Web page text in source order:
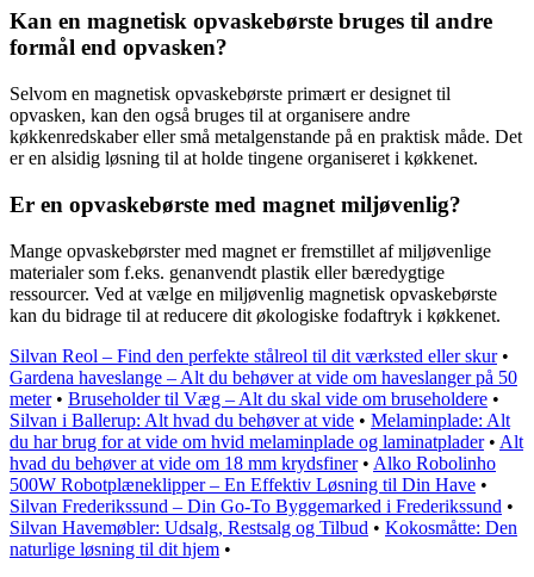
Kan en magnetisk opvaskebørste bruges til andre
formål end opvasken?
Selvom en magnetisk opvaskebørste primært er designet til
opvasken, kan den også bruges til at organisere andre
køkkenredskaber eller små metalgenstande på en praktisk måde. Det
er en alsidig løsning til at holde tingene organiseret i køkkenet.
Er en opvaskebørste med magnet miljøvenlig?
Mange opvaskebørster med magnet er fremstillet af miljøvenlige
materialer som f.eks. genanvendt plastik eller bæredygtige
ressourcer. Ved at vælge en miljøvenlig magnetisk opvaskebørste
kan du bidrage til at reducere dit økologiske fodaftryk i køkkenet.
Silvan Reol – Find den perfekte stålreol til dit værksted eller skur•
Gardena haveslange – Alt du behøver at vide om haveslanger på 50
meter• Bruseholder til Væg – Alt du skal vide om bruseholdere •
Silvan i Ballerup: Alt hvad du behøver at vide • Melaminplade: Alt
du har brug for at vide om hvid melaminplade og laminatplader• Alt
hvad du behøver at vide om 18 mm krydsfiner• Alko Robolinho
500W Robotplæneklipper – En Effektiv Løsning til Din Have •
Silvan Frederikssund – Din Go-To Byggemarked i Frederikssund •
Silvan Havemøbler: Udsalg, Restsalg og Tilbud • Kokosmåtte: Den
naturlige løsning til dit hjem •